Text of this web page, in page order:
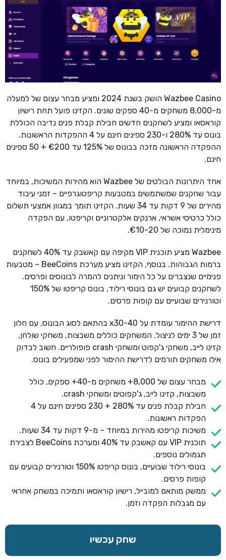
Wazbee Casino הושק בשנת 2024 ומציע מבחר עצום של למעלה
מ-8,000 משחקים מ-40 ספקים שונים. הקזינו פועל תחת רישיון
קוראסאו ומציע לשחקנים חדשים חבילת קבלת פנים נדיבה הכוללת
בונוס עד 280% ו-230 ספינים חינם על 4 ההפקדות הראשונות.
ההפקדה הראשונה מזכה בבונוס של 125% עד €200 + 50 ספינים
חינם.
אחד היתרונות הבולטים של Wazbee הוא מהירות המשיכות, במיוחד
עבור שחקנים שמשתמשים במטבעות קריפטוגרפיים – זמני עיבוד
מהירים של 9 דקות עד 34 שעות. הקזינו תומך במגוון אמצעי תשלום
כולל כרטיסי אשראי, ארנקים אלקטרוניים וקריפטו, עם הפקדה
מינימלית נמוכה של €10-20.
Wazbee מציע תוכנית VIP מקיפה עם קאשבק עד 40% לשחקנים
ברמות הגבוהות. בנוסף, הקזינו מציע מערכת BeeCoins – מטבעות
פנימיים שנצברים על כל הימור וניתנים להמרה לבונוסים ופרסים.
לשחקנים קבועים יש גם בונוסי רילוד, בונוס קריפטו של 150%
וטורנירים שבועיים עם קופות פרסים.
דרישת ההימור עומדת על x30-40 בהתאם לסוג הבונוס, עם חלון
זמן של 3 ימים לניצול. המשחקים כוללים משבצות, משחקי שולחן,
קזינו לייב, משחקי ג'קפוט ומשחקי crash פופולריים. חשוב לבדוק
אילו משחקים תורמים לדרישת ההימור לפני שמפעילים בונוס.
מבחר עצום של 8,000+ משחקים מ-40+ ספקים, כולל
משבצות, קזינו לייב, ג'קפוטים ומשחקי crash.
חבילת קבלת פנים עד 280% + 230 ספינים חינם על 4
הפקדות ראשונות.
משיכות קריפטו מהירות במיוחד – מ-9 דקות עד 34 שעות.
תוכנית VIP עם קאשבק עד 40% ומערכת BeeCoins לצבירת
תגמולים נוספים.
בונוסי רילוד שבועיים, בונוס קריפטו 150% וטורנירים קבועים עם
קופות פרסים.
ממשק מותאם למובייל, רישיון קוראסאו ותמיכה במשחק אחראי
עם מגבלות הפקדה וזמן.
שחק עכשיו